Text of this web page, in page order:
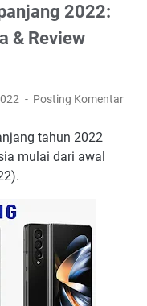
2022:
& Review
Posting Komentar
tahun 2022
mulai dari awal